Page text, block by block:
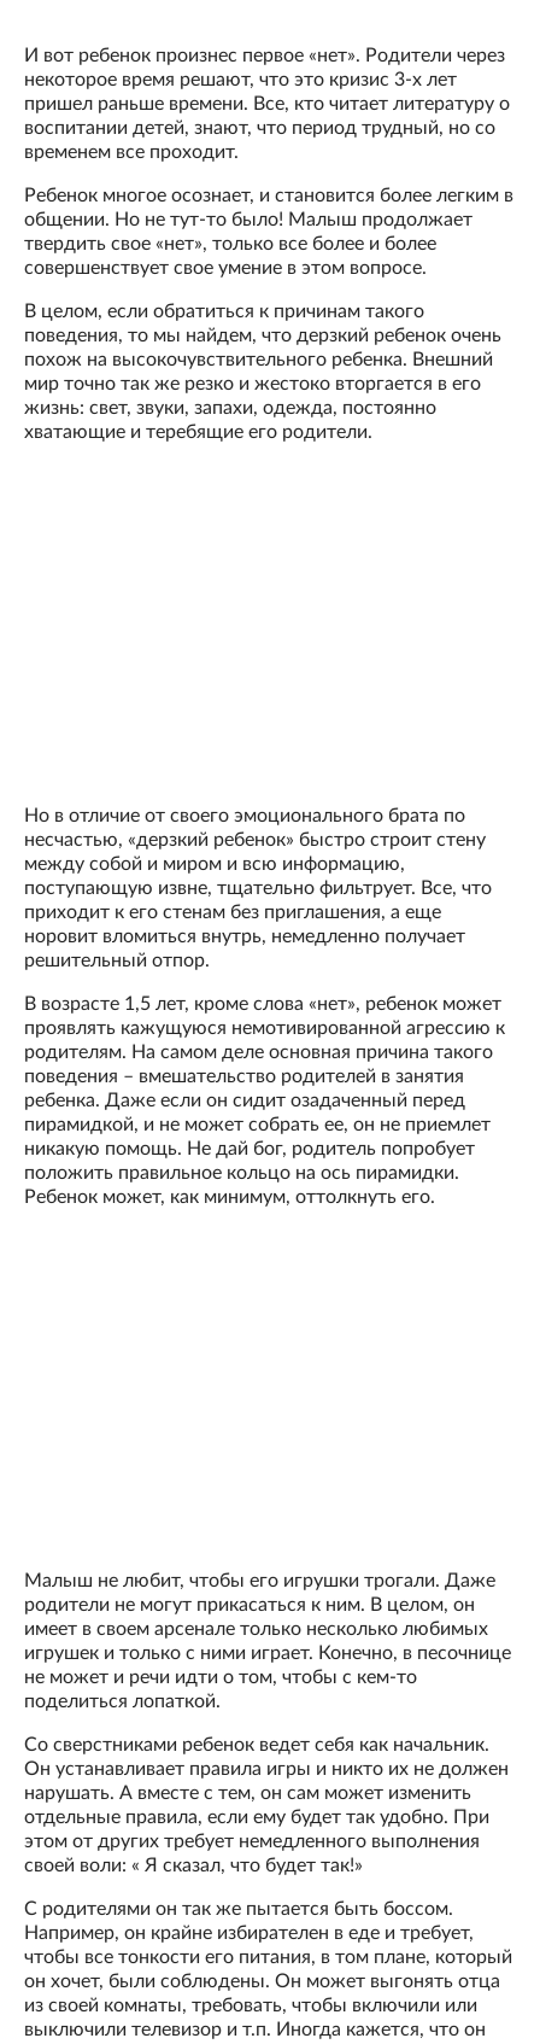
И вот ребенок произнес первое «нет». Родители через
некоторое время решают, что это кризис 3-х лет
пришел раньше времени. Все, кто читает литературу о
воспитании детей, знают, что период трудный, но со
временем все проходит.
Ребенок многое осознает, и становится более легким в
общении. Но не тут-то было! Малыш продолжает
твердить свое «нет», только все более и более
совершенствует свое умение в этом вопросе.
В целом, если обратиться к причинам такого
поведения, то мы найдем, что дерзкий ребенок очень
похож на высокочувствительного ребенка. Внешний
мир точно так же резко и жестоко вторгается в его
жизнь: свет, звуки, запахи, одежда, постоянно
хватающие и теребящие его родители.
Но в отличие от своего эмоционального брата по
несчастью, «дерзкий ребенок» быстро строит стену
между собой и миром и всю информацию,
поступающую извне, тщательно фильтрует. Все, что
приходит к его стенам без приглашения, а еще
норовит вломиться внутрь, немедленно получает
решительный отпор.
В возрасте 1,5 лет, кроме слова «нет», ребенок может
проявлять кажущуюся немотивированной агрессию к
родителям. На самом деле основная причина такого
поведения – вмешательство родителей в занятия
ребенка. Даже если он сидит озадаченный перед
пирамидкой, и не может собрать ее, он не приемлет
никакую помощь. Не дай бог, родитель попробует
положить правильное кольцо на ось пирамидки.
Ребенок может, как минимум, оттолкнуть его.
Малыш не любит, чтобы его игрушки трогали. Даже
родители не могут прикасаться к ним. В целом, он
имеет в своем арсенале только несколько любимых
игрушек и только с ними играет. Конечно, в песочнице
не может и речи идти о том, чтобы с кем-то
поделиться лопаткой.
Со сверстниками ребенок ведет себя как начальник.
Он устанавливает правила игры и никто их не должен
нарушать. А вместе с тем, он сам может изменить
отдельные правила, если ему будет так удобно. При
этом от других требует немедленного выполнения
своей воли: « Я сказал, что будет так!»
С родителями он так же пытается быть боссом.
Например, он крайне избирателен в еде и требует,
чтобы все тонкости его питания, в том плане, который
он хочет, были соблюдены. Он может выгонять отца
из своей комнаты, требовать, чтобы включили или
выключили телевизор и т.п. Иногда кажется, что он